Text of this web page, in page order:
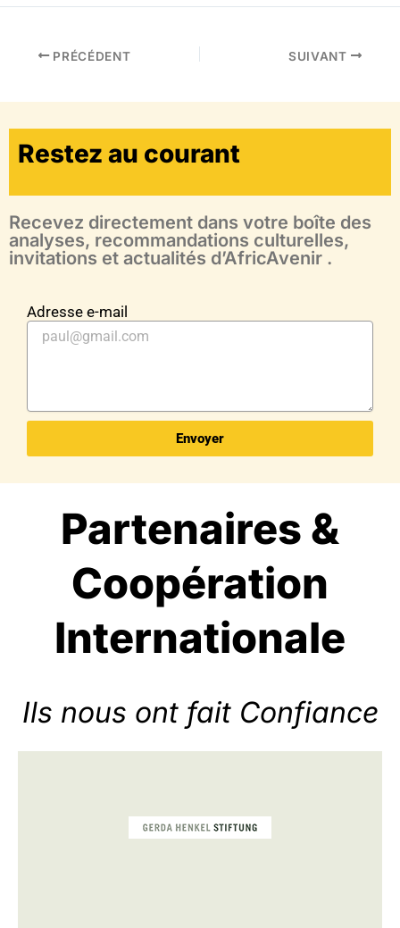
PRÉCÉDENT SUIVANT
Restez au courant
Recevez directement dans votre boîte des
analyses, recommandations culturelles,
invitations et actualités d’AfricAvenir .
Adresse e-mail
Envoyer
Partenaires &
Coopération
Internationale
Ils nous ont fait Confiance